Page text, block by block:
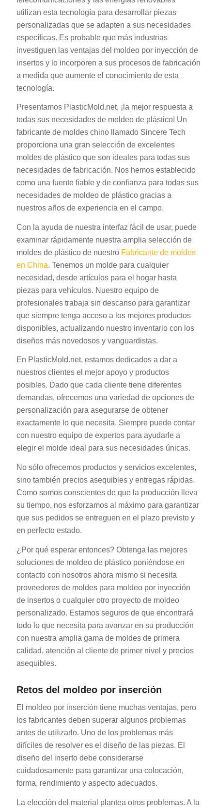
utilizan esta tecnología para desarrollar piezas
personalizadas que se adapten a sus necesidades
específicas. Es probable que más industrias
investiguen las ventajas del moldeo por inyección de
insertos y lo incorporen a sus procesos de fabricación
a medida que aumente el conocimiento de esta
tecnología.
Presentamos PlasticMold.net, ¡la mejor respuesta a
todas sus necesidades de moldeo de plástico! Un
fabricante de moldes chino llamado Sincere Tech
proporciona una gran selección de excelentes
moldes de plástico que son ideales para todas sus
necesidades de fabricación. Nos hemos establecido
como una fuente fiable y de confianza para todas sus
necesidades de moldeo de plástico gracias a
nuestros años de experiencia en el campo.
Con la ayuda de nuestra interfaz fácil de usar, puede
examinar rápidamente nuestra amplia selección de
moldes de plástico de nuestro Fabricante de moldes
en China. Tenemos un molde para cualquier
necesidad, desde artículos para el hogar hasta
piezas para vehículos. Nuestro equipo de
profesionales trabaja sin descanso para garantizar
que siempre tenga acceso a los mejores productos
disponibles, actualizando nuestro inventario con los
diseños más novedosos y vanguardistas.
En PlasticMold.net, estamos dedicados a dar a
nuestros clientes el mejor apoyo y productos
posibles. Dado que cada cliente tiene diferentes
demandas, ofrecemos una variedad de opciones de
personalización para asegurarse de obtener
exactamente lo que necesita. Siempre puede contar
con nuestro equipo de expertos para ayudarle a
elegir el molde ideal para sus necesidades únicas.
No sólo ofrecemos productos y servicios excelentes,
sino también precios asequibles y entregas rápidas.
Como somos conscientes de que la producción lleva
su tiempo, nos esforzamos al máximo para garantizar
que sus pedidos se entreguen en el plazo previsto y
en perfecto estado.
¿Por qué esperar entonces? Obtenga las mejores
soluciones de moldeo de plástico poniéndose en
contacto con nosotros ahora mismo si necesita
proveedores de moldes para moldeo por inyección
de insertos o cualquier otro proyecto de moldeo
personalizado. Estamos seguros de que encontrará
todo lo que necesita para avanzar en su producción
con nuestra amplia gama de moldes de primera
calidad, atención al cliente de primer nivel y precios
asequibles.
Retos del moldeo por inserción
El moldeo por inserción tiene muchas ventajas, pero
los fabricantes deben superar algunos problemas
antes de utilizarlo. Uno de los problemas más
difíciles de resolver es el diseño de las piezas. El
diseño del inserto debe considerarse
cuidadosamente para garantizar una colocación,
forma, rendimiento y aspecto adecuados.
La elección del material plantea otros problemas. A la